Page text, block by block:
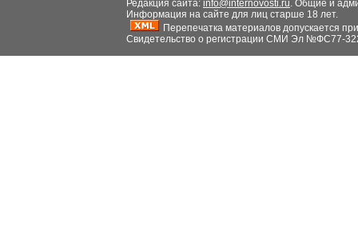
Редакция сайта: info@internovosti.ru. Общие и
Информация на сайте для лиц старше 18 лет.
Перепечатка материалов допускается
Свидетельство о регистрации СМИ Эл №ФС77-